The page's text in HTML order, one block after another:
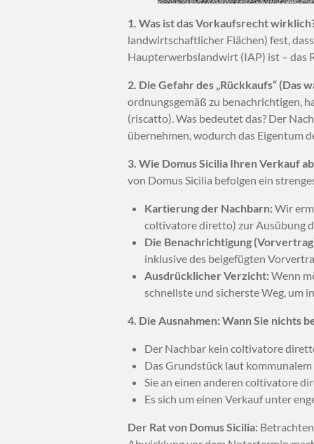
1. Was ist das Vorkaufsrecht
landwirtschaftlicher Flächen) fest,
Haupterwerbslandwirt (IAP) ist – das
2. Die Gefahr des „Rückkaufs“ (Das
ordnungsgemäß zu benachrichtigen,
(riscatto). Was bedeutet das? Der
übernehmen, wodurch das Eigentum
3. Wie Domus Sicilia Ihren Verkauf
von Domus Sicilia befolgen ein
Kartierung der Nachbarn:Wir
coltivatore diretto) zur Ausübung
Die Benachrichtigung
inklusive des beigefügten
Ausdrücklicher Verzicht:Wenn
schnellste und sicherste Weg, um
4. Die Ausnahmen: Wann Sie nichts
Der Nachbar kein coltivatore
Das Grundstück laut
Sie an einen anderen coltivatore
Es sich um einen Verkauf unter
Der Rat von Domus Sicilia: